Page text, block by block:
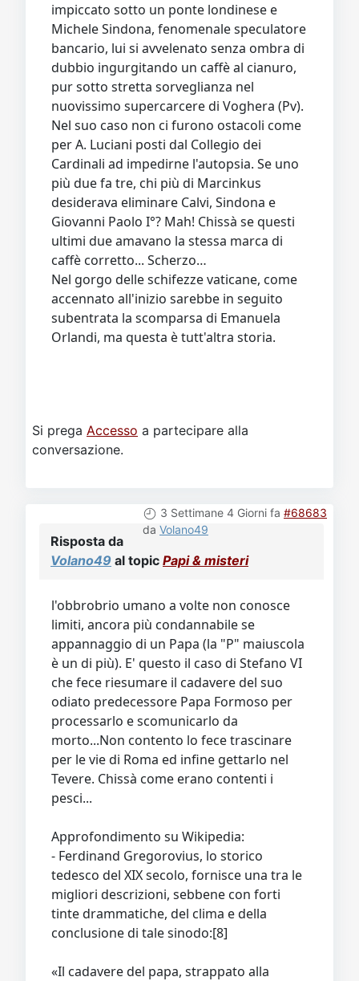
impiccato sotto un ponte londinese e
Michele Sindona, fenomenale speculatore
bancario, lui si avvelenato senza ombra di
dubbio ingurgitando un caffè al cianuro,
pur sotto stretta sorveglianza nel
nuovissimo supercarcere di Voghera (Pv).
Nel suo caso non ci furono ostacoli come
per A. Luciani posti dal Collegio dei
Cardinali ad impedirne l'autopsia. Se uno
più due fa tre, chi più di Marcinkus
desiderava eliminare Calvi, Sindona e
Giovanni Paolo I°? Mah! Chissà se questi
ultimi due amavano la stessa marca di
caffè corretto... Scherzo…
Nel gorgo delle schifezze vaticane, come
accennato all'inizio sarebbe in seguito
subentrata la scomparsa di Emanuela
Orlandi, ma questa è tutt'altra storia.
Si prega Accesso a partecipare alla
conversazione.
3 Settimane 4 Giorni fa #68683
da Volano49
Risposta da
Volano49 al topic Papi & misteri
l'obbrobrio umano a volte non conosce
limiti, ancora più condannabile se
appannaggio di un Papa (la "P" maiuscola
è un di più). E' questo il caso di Stefano VI
che fece riesumare il cadavere del suo
odiato predecessore Papa Formoso per
processarlo e scomunicarlo da
morto...Non contento lo fece trascinare
per le vie di Roma ed infine gettarlo nel
Tevere. Chissà come erano contenti i
pesci...
Approfondimento su Wikipedia:
- Ferdinand Gregorovius, lo storico
tedesco del XIX secolo, fornisce una tra le
migliori descrizioni, sebbene con forti
tinte drammatiche, del clima e della
conclusione di tale sinodo:[8]
«Il cadavere del papa, strappato alla